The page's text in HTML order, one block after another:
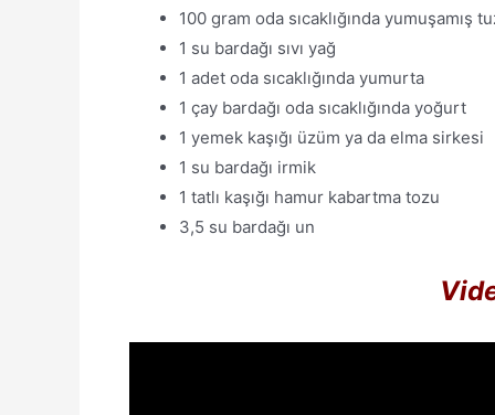
100 gram oda sıcaklığında yumuşamış
1 su bardağı sıvı yağ
1 adet oda sıcaklığında yumurta
1 çay bardağı oda sıcaklığında yoğurt
1 yemek kaşığı üzüm ya da elma sirkesi
1 su bardağı irmik
1 tatlı kaşığı hamur kabartma tozu
3,5 su bardağı un